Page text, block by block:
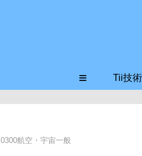
≡ Tii技
0300航空・宇宙一般